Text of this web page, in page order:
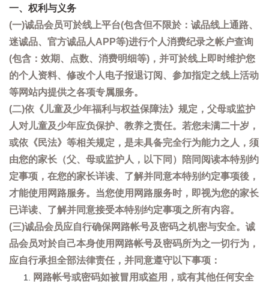
一、权利与义务
(一)诚品会员可於线上平台(包含但不限於：诚品线上通路、
迷诚品、官方诚品人APP等)进行个人消费纪录之帐户查询
(包含：效期、点数、消费明细等)，并可於线上即时维护您
的个人资料、修改个人电子报退订阅、参加指定之线上活动
等网站内提供之各项专属服务。
(二)依《儿童及少年福利与权益保障法》规定，父母或监护
人对儿童及少年应负保护、教养之责任。若您未满二十岁，
或依《民法》等相关规定，是未具备完全行为能力之人，须
由您的家长（父、母或监护人，以下同）陪同阅读本特别约
定事项，在您的家长详读、了解并同意本特别约定事项後，
才能使用网路服务。当您使用网路服务时，即视为您的家长
已详读、了解并同意接受本特别约定事项之所有内容。
(三)诚品会员应自行确保网路帐号及密码之机密与安全。诚
品会员对於自己本身使用网路帐号及密码所为之一切行为，
应自行承担全部法律责任，并同意遵守以下事项：
网路帐号或密码如被冒用或盗用，或有其他任何安全